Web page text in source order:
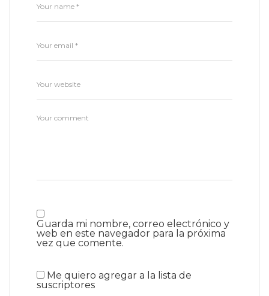
Guarda mi nombre, correo electrónico y
web en este navegador para la próxima
vez que comente.
Me quiero agregar a la lista de
suscriptores